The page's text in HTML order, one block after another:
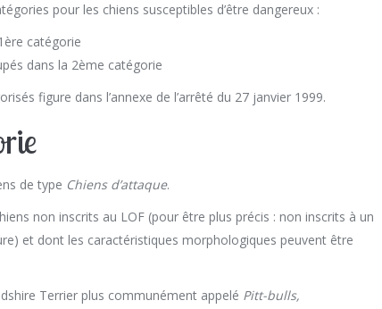
pour les chiens susceptibles d’être dangereux :
catégorie
dans la 2ème catégorie
figure dans l’annexe de l’arrêté du 27 janvier 1999.
de type Chiens d’attaque.
non inscrits au LOF (pour être plus précis : non inscrits à un
et dont les caractéristiques morphologiques peuvent être
Terrier plus communément appelé Pitt-bulls,